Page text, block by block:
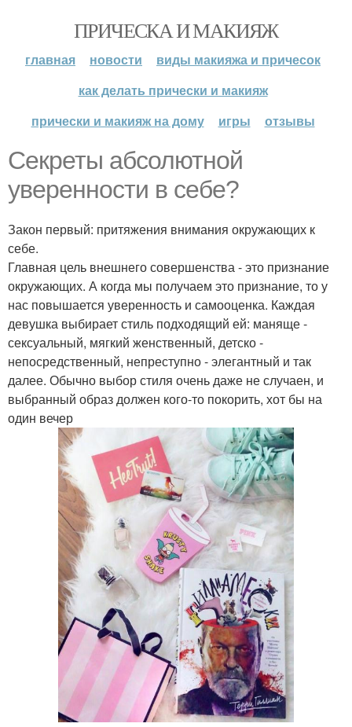
ПРИЧЕСКА И МАКИЯЖ
главная новости
виды макияжа и причесок
как делать прически и макияж
прически и макияж на дому
игры отзывы
Секреты абсолютной
уверенности в себе?
Закон первый: притяжения внимания окружающих к
себе.
Главная цель внешнего совершенства - это признание
окружающих. А когда мы получаем это признание, то у
нас повышается уверенность и самооценка. Каждая
девушка выбирает стиль подходящий ей: маняще -
сексуальный, мягкий женственный, детско -
непосредственный, непреступно - элегантный и так
далее. Обычно выбор стиля очень даже не случаен, и
выбранный образ должен кого-то покорить, хот бы на
один вечер